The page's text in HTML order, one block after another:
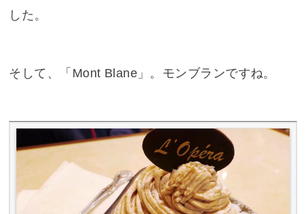
した。
そして、「Mont Blane」。モンブランですね。